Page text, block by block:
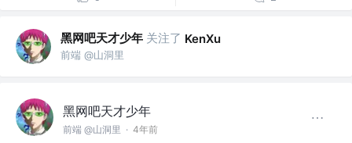
黑网吧天才少年 关注了 KenXu
前端 @山洞里
黑网吧天才少年
前端 @山洞里 · 4年前